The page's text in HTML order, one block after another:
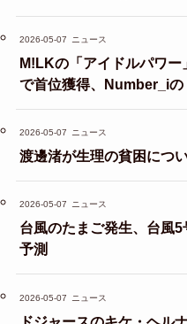
2026-05-07 ニュース
M!LKの「アイドルパワ
で首位獲得、Number_i
2026-05-07 ニュース
渡邊渚が生理の貧困につ
2026-05-07 ニュース
台風のたまご発生、台風
予測
2026-05-07 ニュース